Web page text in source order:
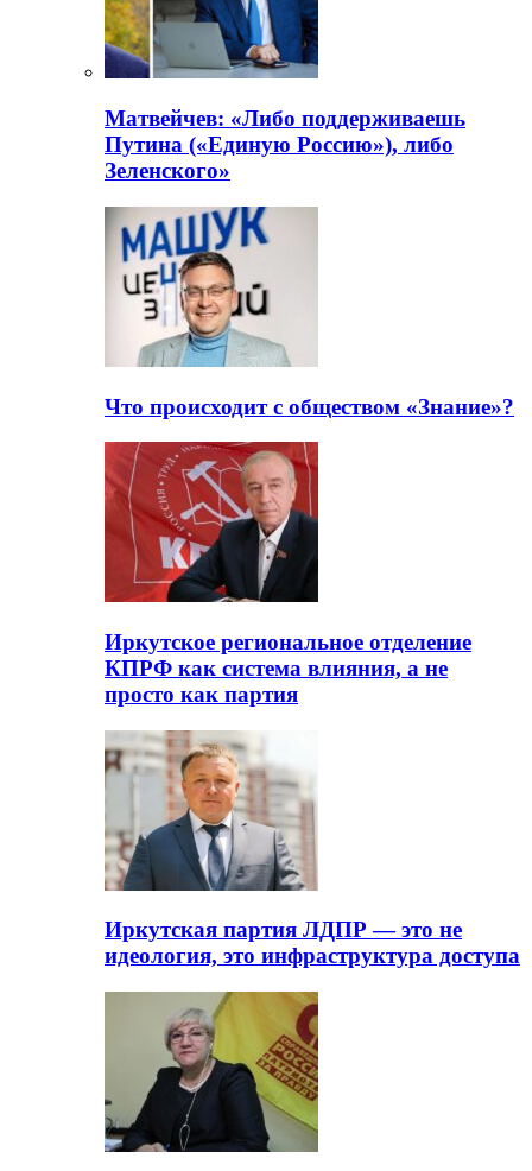
Матвейчев: «Либо поддерживаешь
Путина («Единую Россию»), либо
Зеленского»
Что происходит с обществом «Знание»?
Иркутское региональное отделение
КПРФ как система влияния, а не
просто как партия
Иркутская партия ЛДПР — это не
идеология, это инфраструктура доступа